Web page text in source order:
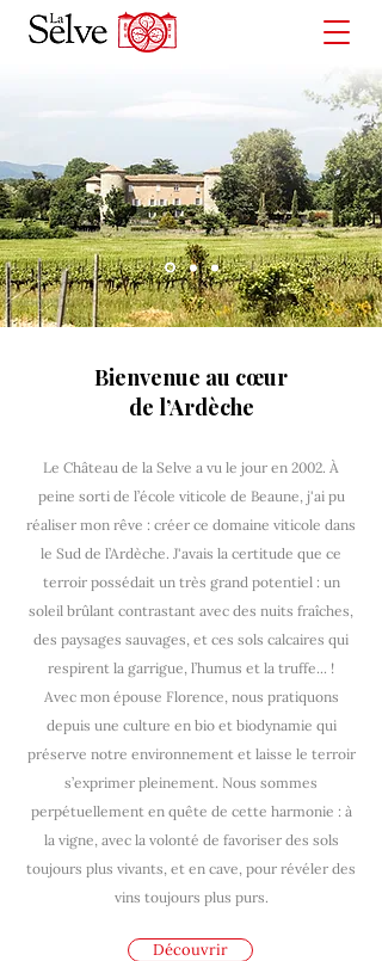
Bienvenue au cœur
de l’Ardèche
Le Château de la Selve a vu le jour en 2002. À
peine sorti de l’école viticole de Beaune, j'ai pu
réaliser mon rêve : créer ce domaine viticole dans
le Sud de l’Ardèche. J'avais la certitude que ce
terroir possédait un très grand potentiel : un
soleil brûlant contrastant avec des nuits fraîches,
des paysages sauvages, et ces sols calcaires qui
respirent la garrigue, l’humus et la truffe... !
Avec mon épouse Florence, nous pratiquons
depuis une culture en bio et biodynamie qui
préserve notre environnement et laisse le terroir
s’exprimer pleinement. Nous sommes
perpétuellement en quête de cette harmonie : à
la vigne, avec la volonté de favoriser des sols
toujours plus vivants, et en cave, pour révéler des
vins toujours plus purs.
Découvrir